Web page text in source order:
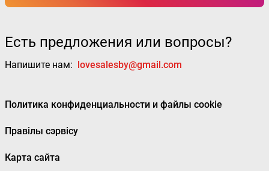
Есть предложения или вопросы?
Напишите нам: lovesalesby@gmail.com
Политика конфиденциальности и файлы cookie
Правілы сэрвісу
Карта сайта